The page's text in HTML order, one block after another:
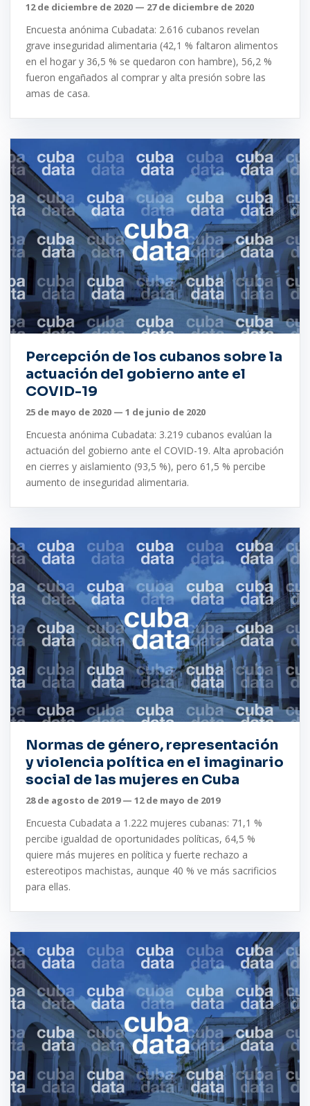
12 de diciembre de 2020 — 27 de diciembre de 2020
Encuesta anónima Cubadata: 2.616 cubanos revelan
grave inseguridad alimentaria (42,1 % faltaron alimentos
en el hogar y 36,5 % se quedaron con hambre), 56,2 %
fueron engañados al comprar y alta presión sobre las
amas de casa.
Percepción de los cubanos sobre la
actuación del gobierno ante el
COVID-19
25 de mayo de 2020 — 1 de junio de 2020
Encuesta anónima Cubadata: 3.219 cubanos evalúan la
actuación del gobierno ante el COVID-19. Alta aprobación
en cierres y aislamiento (93,5 %), pero 61,5 % percibe
aumento de inseguridad alimentaria.
Normas de género, representación
y violencia política en el imaginario
social de las mujeres en Cuba
28 de agosto de 2019 — 12 de mayo de 2019
Encuesta Cubadata a 1.222 mujeres cubanas: 71,1 %
percibe igualdad de oportunidades políticas, 64,5 %
quiere más mujeres en política y fuerte rechazo a
estereotipos machistas, aunque 40 % ve más sacrificios
para ellas.